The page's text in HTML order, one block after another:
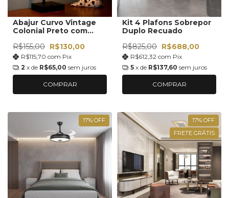
Abajur Curvo Vintage
Colonial Preto com
Bivolt
R$155,00 R$130,00
R$115,70 com Pix
2 x de R$65,00 sem juros
COMPRAR
Kit 4 Plafons Sobrepor
Duplo Recuado
R$825,00 R$688,00
R$612,32 com Pix
5 x de R$137,60 sem juros
COMPRAR
17% OFF 17% OFF
FRETE GRÁTIS